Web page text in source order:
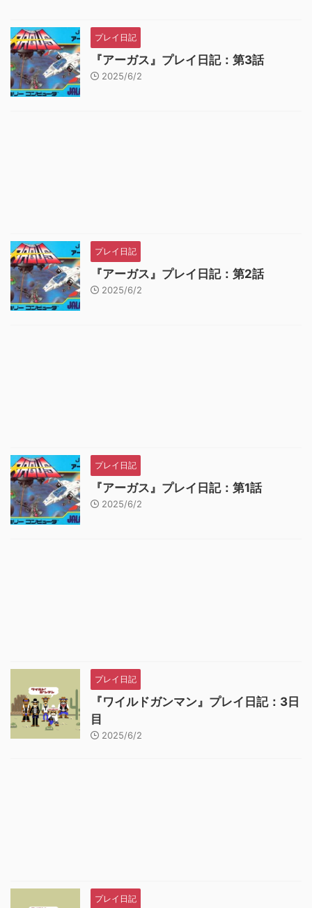
プレイ日記
『アーガス』プレイ日記：第3話
2025/6/2
プレイ日記
『アーガス』プレイ日記：第2話
2025/6/2
プレイ日記
『アーガス』プレイ日記：第1話
2025/6/2
プレイ日記
『ワイルドガンマン』プレイ日記：3日
目
2025/6/2
プレイ日記